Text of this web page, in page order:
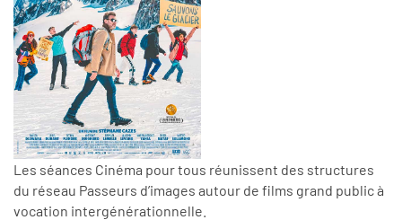
Les séances Cinéma pour tous réunissent des structures
du réseau Passeurs d’images autour de films grand public à
vocation intergénérationnelle.